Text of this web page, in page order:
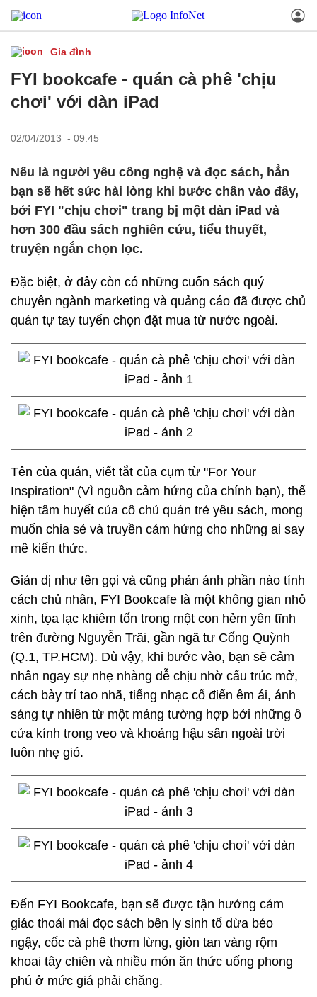
Gia đình
FYI bookcafe - quán cà phê 'chịu
chơi' với dàn iPad
02/04/2013 - 09:45
Nếu là người yêu công nghệ và đọc sách, hẳn
bạn sẽ hết sức hài lòng khi bước chân vào đây,
bởi FYI "chịu chơi" trang bị một dàn iPad và
hơn 300 đầu sách nghiên cứu, tiểu thuyết,
truyện ngắn chọn lọc.
Đặc biệt, ở đây còn có những cuốn sách quý
chuyên ngành marketing và quảng cáo đã được chủ
quán tự tay tuyển chọn đặt mua từ nước ngoài.
Tên của quán, viết tắt của cụm từ "For Your
Inspiration" (Vì nguồn cảm hứng của chính bạn), thể
hiện tâm huyết của cô chủ quán trẻ yêu sách, mong
muốn chia sẻ và truyền cảm hứng cho những ai say
mê kiến thức.
Giản dị như tên gọi và cũng phản ánh phần nào tính
cách chủ nhân, FYI Bookcafe là một không gian nhỏ
xinh, tọa lạc khiêm tốn trong một con hẻm yên tĩnh
trên đường Nguyễn Trãi, gần ngã tư Cống Quỳnh
(Q.1, TP.HCM). Dù vậy, khi bước vào, bạn sẽ cảm
nhân ngay sự nhẹ nhàng dễ chịu nhờ cấu trúc mở,
cách bày trí tao nhã, tiếng nhạc cổ điển êm ái, ánh
sáng tự nhiên từ một mảng tường hợp bởi những ô
cửa kính trong veo và khoảng hậu sân ngoài trời
luôn nhẹ gió.
Đến FYI Bookcafe, bạn sẽ được tận hưởng cảm
giác thoải mái đọc sách bên ly sinh tố dừa béo
ngậy, cốc cà phê thơm lừng, giòn tan vàng rộm
khoai tây chiên và nhiều món ăn thức uống phong
phú ở mức giá phải chăng.